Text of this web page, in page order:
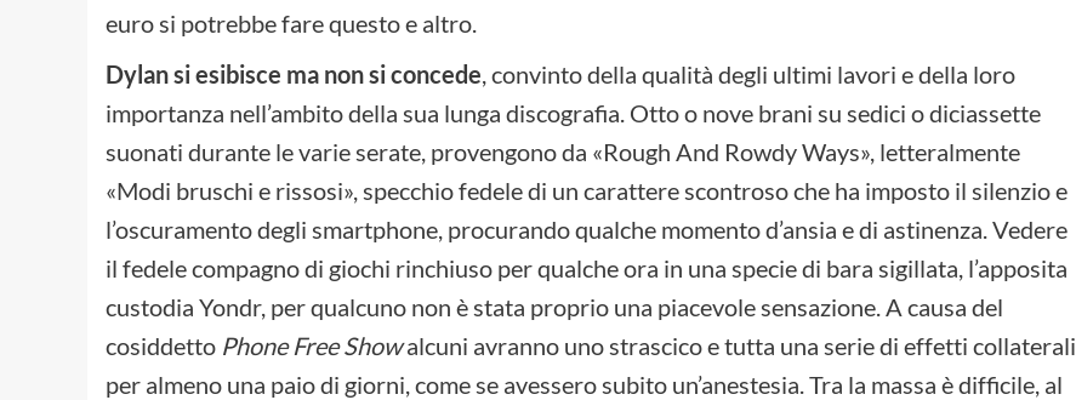
euro si potrebbe fare questo e altro.
Dylan si esibisce ma non si concede , convinto della qualità degli ultimi lavori e della loro
importanza nell’ambito della sua lunga discografia. Otto o nove brani su sedici o diciassette
suonati durante le varie serate, provengono da «Rough And Rowdy Ways», letteralmente
«Modi bruschi e rissosi», specchio fedele di un carattere scontroso che ha imposto il silenzio e
l’oscuramento degli smartphone, procurando qualche momento d’ansia e di astinenza. Vedere
il fedele compagno di giochi rinchiuso per qualche ora in una specie di bara sigillata, l’apposita
custodia Yondr, per qualcuno non è stata proprio una piacevole sensazione. A causa del
cosiddetto Phone Free Showalcuni avranno uno strascico e tutta una serie di effetti collaterali
per almeno una paio di giorni, come se avessero subito un’anestesia. Tra la massa è difficile, al